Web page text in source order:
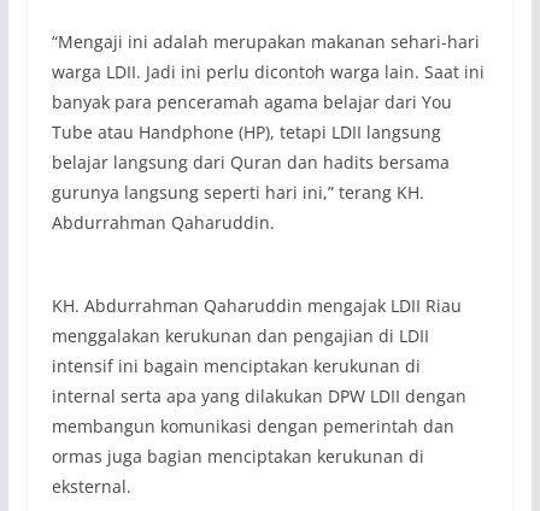
“Mengaji ini adalah merupakan makanan sehari-hari
warga LDII. Jadi ini perlu dicontoh warga lain. Saat ini
banyak para penceramah agama belajar dari You
Tube atau Handphone (HP), tetapi LDII langsung
belajar langsung dari Quran dan hadits bersama
gurunya langsung seperti hari ini,” terang KH.
Abdurrahman Qaharuddin.
KH. Abdurrahman Qaharuddin mengajak LDII Riau
menggalakan kerukunan dan pengajian di LDII
intensif ini bagain menciptakan kerukunan di
internal serta apa yang dilakukan DPW LDII dengan
membangun komunikasi dengan pemerintah dan
ormas juga bagian menciptakan kerukunan di
eksternal.